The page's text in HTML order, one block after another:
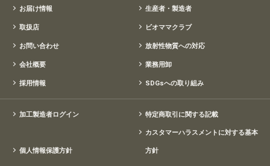
お届け情報 生産者・製造者
取扱店 ビオママクラブ
お問い合わせ 放射性物質への対応
会社概要 業務用卸
採用情報 SDGsへの取り組み
加工製造者ログイン 特定商取引に関する記載
個人情報保護方針
カスタマーハラスメントに対する基本
方針